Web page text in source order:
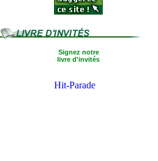
Signez notre
livre d'invités